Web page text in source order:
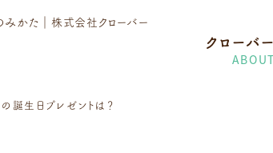
みかた ｜株式会社クローバー
クローバ
ABOUT
誕生日プレゼントは？